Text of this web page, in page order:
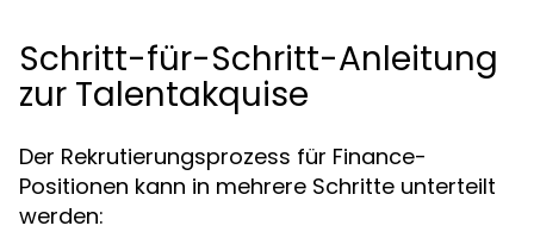
Schritt-für-Schritt-Anleitung
zur Talentakquise
Der Rekrutierungsprozess für Finance-
Positionen kann in mehrere Schritte unterteilt
werden: